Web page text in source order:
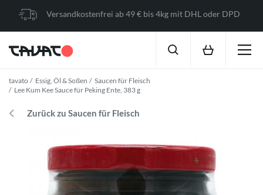
Versandkostenfrei ab 49 € bis 4kg mit DHL oder DPD
tavato Essig, Öl & Soßen
Saucen für Fleisch
Lee Kum Kee Sauce für Peking Ente, 383 g
Zurück zu Saucen für Fleisch